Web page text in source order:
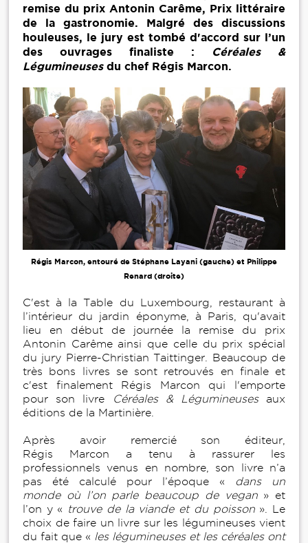
remise du prix Antonin Carême, Prix littéraire
de la gastronomie. Malgré des discussions
houleuses, le jury est tombé d'accord sur l’un
des ouvrages finaliste :
Céréales &
Légumineusesdu chef Régis Marcon.
Régis Marcon, entouré de Stéphane Layani (gauche) et Philippe
Renard (droite)
C'est à la Table du Luxembourg, restaurant à
l’intérieur du jardin éponyme, à Paris, qu'avait
lieu en début de journée la remise du prix
Antonin Carême ainsi que celle du prix spécial
du jury Pierre-Christian Taittinger. Beaucoup de
très bons livres se sont retrouvés en finale et
c'est finalement Régis Marcon qui l'emporte
pour son livre
Céréales & Légumineusesaux
éditions de la Martinière.
Après avoir remercié son éditeur,
Régis Marcon a tenu à rassurer les
professionnels venus en nombre, son livre n’a
pas été calculé pour l’époque « dans un
monde où l’on parle beaucoup de vegan » et
l’on y « trouve de la viande et du poisson ». Le
choix de faire un livre sur les légumineuses vient
du fait que « les légumineuses et les céréales ont